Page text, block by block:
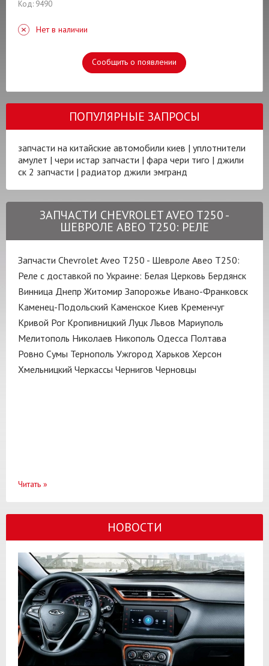
Код: 9490
Нет в наличии
Сообщить о появлении
ПОПУЛЯРНЫЕ ЗАПРОСЫ
запчасти на китайские автомобили киев | уплотнители
амулет | чери истар запчасти | фара чери тиго | джили
ск 2 запчасти | радиатор джили эмгранд
ЗАПЧАСТИ CHEVROLET AVEO T250 -
ШЕВРОЛЕ АВЕО Т250: РЕЛЕ
Запчасти Chevrolet Aveo T250 - Шевроле Авео Т250:
Реле с доставкой по Украине: Белая Церковь Бердянск
Винница Днепр Житомир Запорожье Ивано-Франковск
Каменец-Подольский Каменское Киев Кременчуг
Кривой Рог Кропивницкий Луцк Львов Мариуполь
Мелитополь Николаев Никополь Одесса Полтава
Ровно Сумы Тернополь Ужгород Харьков Херсон
Хмельницкий Черкассы Чернигов Черновцы
Читать »
НОВОСТИ